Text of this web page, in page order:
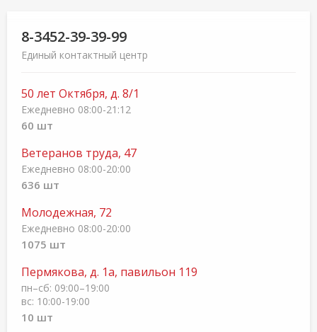
8-3452-39-39-99
Единый контактный центр
50 лет Октября, д. 8/1
Ежедневно 08:00-21:12
60 шт
Ветеранов труда, 47
Ежедневно 08:00-20:00
636 шт
Молодежная, 72
Ежедневно 08:00-20:00
1075 шт
Пермякова, д. 1а, павильон 119
пн–сб: 09:00–19:00
вс: 10:00-19:00
10 шт